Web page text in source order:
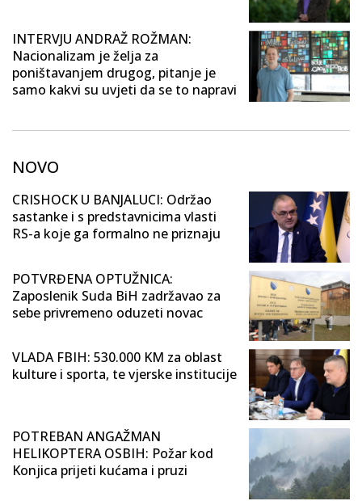
INTERVJU ANDRAŽ ROŽMAN:
Nacionalizam je želja za
poništavanjem drugog, pitanje je
samo kakvi su uvjeti da se to napravi
NOVO
CRISHOCK U BANJALUCI: Održao
sastanke i s predstavnicima vlasti
RS-a koje ga formalno ne priznaju
POTVRĐENA OPTUŽNICA:
Zaposlenik Suda BiH zadržavao za
sebe privremeno oduzeti novac
VLADA FBIH: 530.000 KM za oblast
kulture i sporta, te vjerske institucije
POTREBAN ANGAŽMAN
HELIKOPTERA OSBIH: Požar kod
Konjica prijeti kućama i pruzi